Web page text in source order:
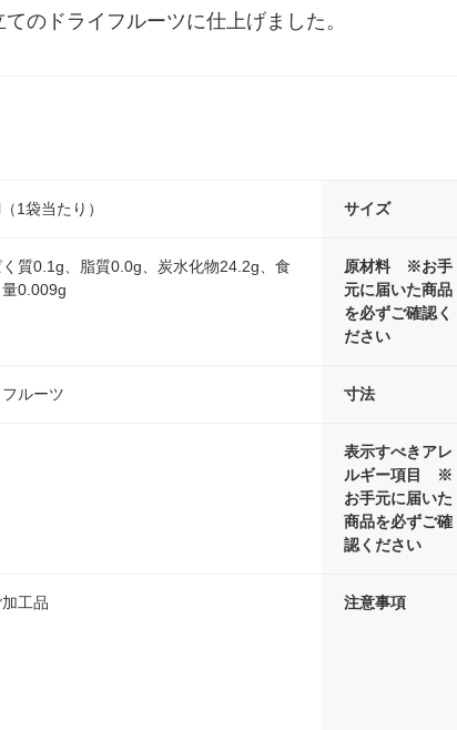
のドライフルーツに仕上げました。
1袋当たり） サイズ
質0.1g、脂質0.0g、炭水化物24.2g、食
0.009g
原材料 ※お手
元に届いた商品
を必ずご確認く
ださい
フルーツ 寸法
表示すべきアレ
ルギー項目 ※
お手元に届いた
商品を必ずご確
認ください
工品 注意事項